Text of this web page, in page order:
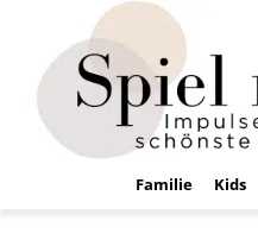
Familie Kids